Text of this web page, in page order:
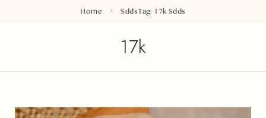
Home Sdds Tag: 17kSdds
17k